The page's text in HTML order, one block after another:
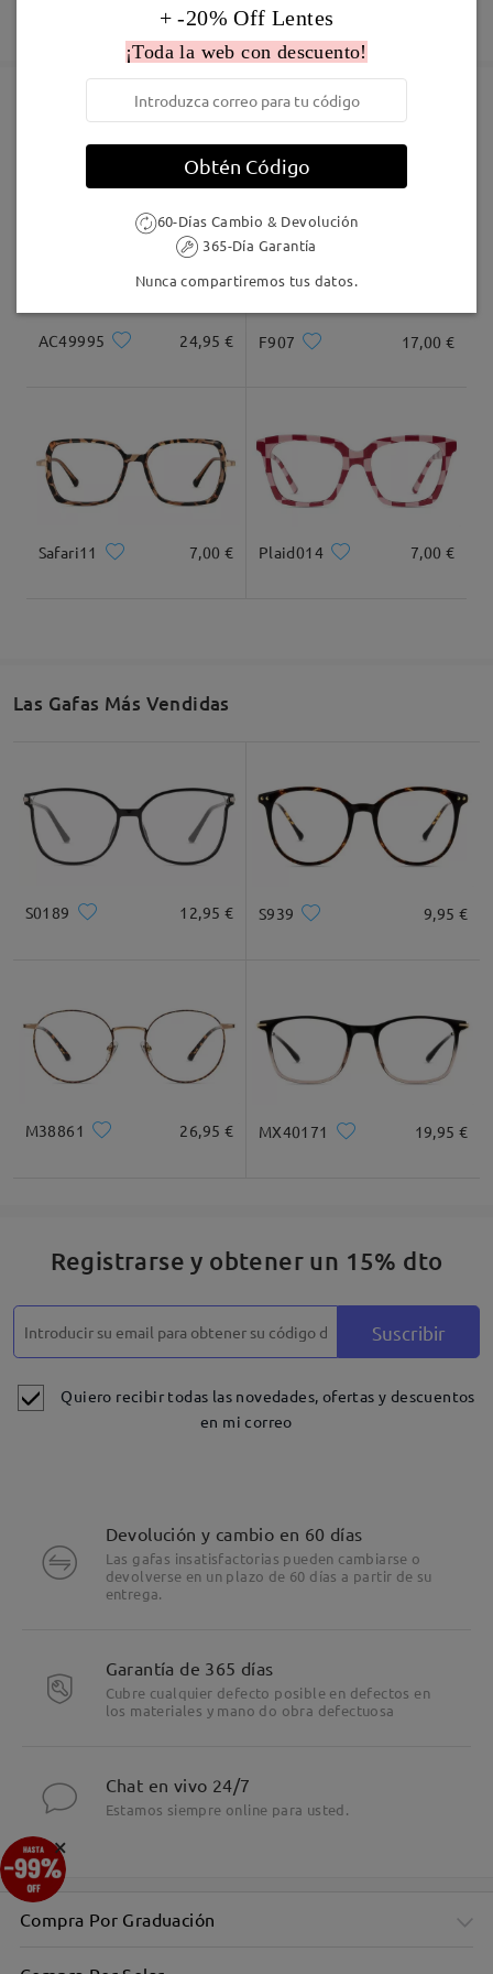
5-7 días laborales detalles
Garantía de 365 días
Descubrir Más
AC49995 24,95 € F907 17,00 €
Safari11 7,00 € Plaid014 7,00 €
Las Gafas Más Vendidas
S0189 12,95 € S939 9,95 €
M38861 26,95 € MX40171 19,95 €
Registrarse y obtener un 15% dto
Suscribir
Quiero recibir todas las novedades, ofertas y descuentos
en mi correo
Devolución y cambio en 60 días
Las gafas insatisfactorias pueden cambiarse o
devolverse en un plazo de 60 días a partir de su
entrega.
Garantía de 365 días
Cubre cualquier defecto posible en defectos en
los materiales y mano do obra defectuosa
Chat en vivo 24/7
Estamos siempre online para usted.
Compra Por Graduación
×
+ -20% Off Lentes
¡Toda la web con descuento!
Obtén Código
60-Días Cambio & Devolución
365-Día Garantía
Nunca compartiremos tus datos.